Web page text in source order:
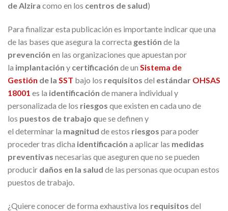
de Alzira como en los centros de salud)
Para finalizar esta publicación es importante indicar que una
de las bases que asegura la correcta gestión de la
prevención en las organizaciones que apuestan por
la implantación y certificación de un Sistema de
Gestión de la SST bajo los requisitos del estándar OHSAS
18001 es la identificación de manera individual y
personalizada de los riesgos que existen en cada uno de
los puestos de trabajo que se definen y
el determinar la magnitud de estos riesgos para poder
proceder tras dicha identificación a aplicar las medidas
preventivas necesarias que aseguren que no se pueden
producir daños en la salud de las personas que ocupan estos
puestos de trabajo.
¿Quiere conocer de forma exhaustiva los requisitos del